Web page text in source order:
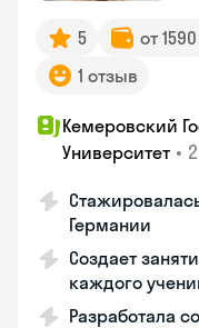
5 от
1 отзыв
Кемеровский
Университет •
Германии
Создает
каждого
Разработала